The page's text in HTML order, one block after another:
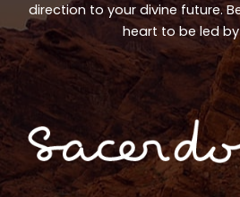
direction to your divine future.
heart to be led by